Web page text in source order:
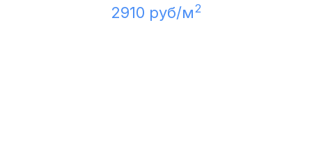
2910 руб/м2